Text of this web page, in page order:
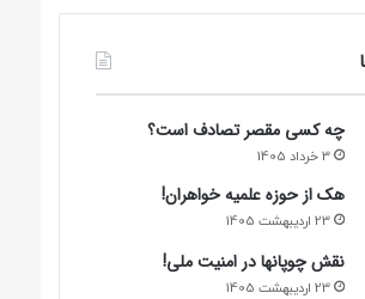
چه کسی مقصر تصادف است؟
3 خرداد 1405
هک از حوزه علمیه خواهران!
23 اردیبهشت 1405
نقش چوپانها در امنیت ملی!
23 اردیبهشت 1405